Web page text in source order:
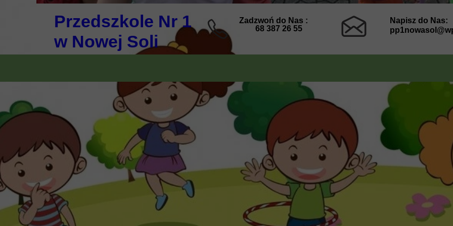
Napisz do Nas:
Zadzwoń do Nas :
68 387 26 55
Przedszkole Nr 1
w Nowej Soli